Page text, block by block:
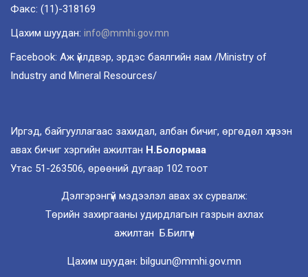
Факс: (11)-318169
Цахим шуудан: info@mmhi.gov.mn
Facebook: Аж үйлдвэр, эрдэс баялгийн яам /Ministry of
Industry and Mineral Resources/
Иргэд, байгууллагаас захидал, албан бичиг, өргөдөл хүлээн
авах бичиг хэргийн ажилтан Н.Болормаа
Утас 51-263506, өрөөний дугаар 102 тоот
Дэлгэрэнгүй мэдээлэл авах эх сурвалж:
Төрийн захиргааны удирдлагын газрын ахлах
ажилтан Б.Билгүүн
Цахим шуудан: bilguun@mmhi.gov.mn